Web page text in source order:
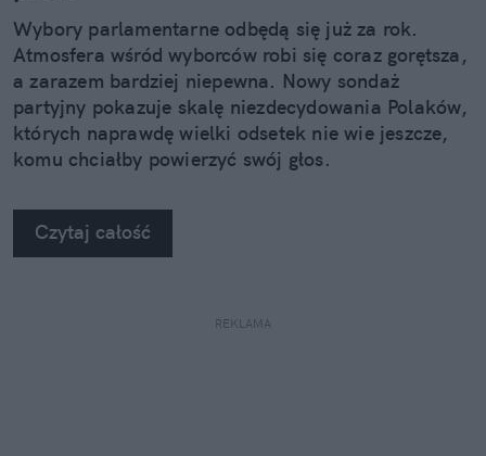
Wybory parlamentarne odbędą się już za rok.
Atmosfera wśród wyborców robi się coraz gorętsza,
a zarazem bardziej niepewna. Nowy sondaż
partyjny pokazuje skalę niezdecydowania Polaków,
których naprawdę wielki odsetek nie wie jeszcze,
komu chciałby powierzyć swój głos.
Czytaj całość
REKLAMA